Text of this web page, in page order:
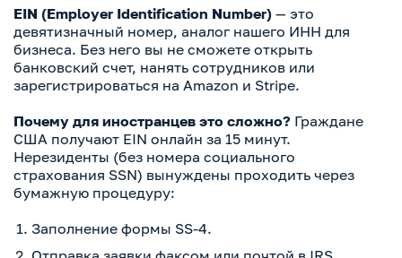
EIN (Employer Identification Number) — это
девятизначный номер, аналог нашего ИНН для
бизнеса. Без него вы не сможете открыть
банковский счет, нанять сотрудников или
зарегистрироваться на Amazon и Stripe.
Почему для иностранцев это сложно? Граждане
США получают EIN онлайн за 15 минут.
Нерезиденты (без номера социального
страхования SSN) вынуждены проходить через
бумажную процедуру:
Заполнение формы SS-4.